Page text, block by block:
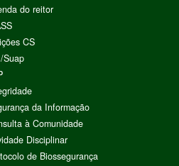
do reitor
CS
Suap
da Informação
à Comunidade
Disciplinar
de Biossegurança